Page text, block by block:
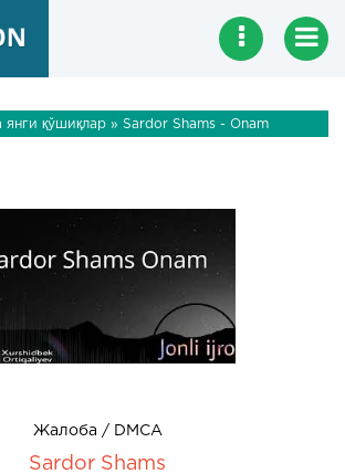
янги қўшиқлар » Sardor Shams - Onam
Жалоба / DMCA
Sardor Shams